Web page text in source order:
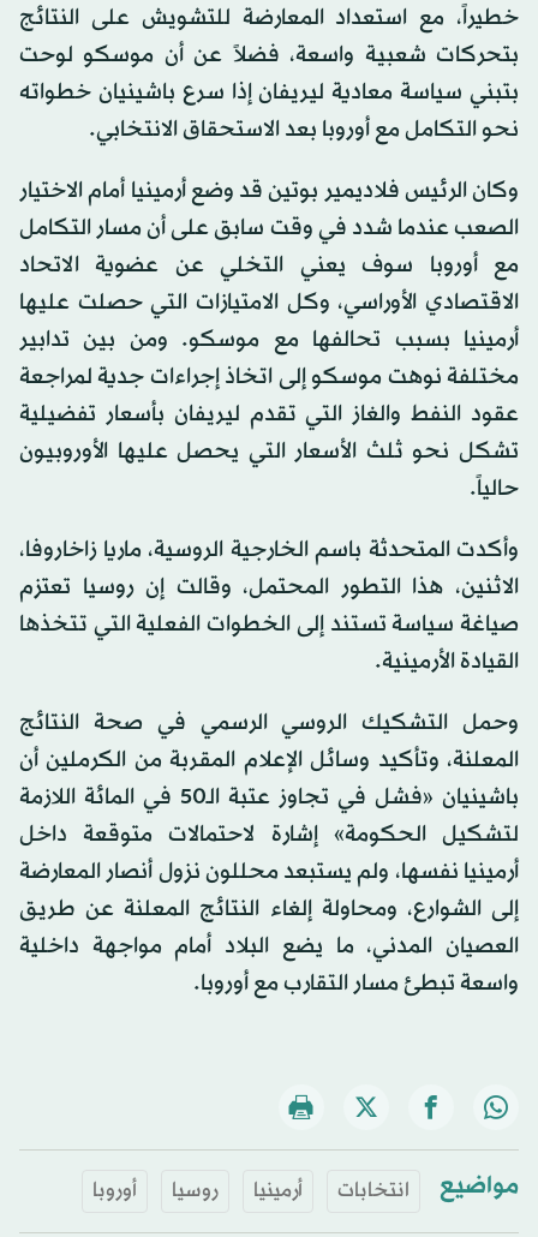
خطيراً، مع استعداد المعارضة للتشويش على النتائج
بتحركات شعبية واسعة، فضلاً عن أن موسكو لوحت
بتبني سياسة معادية ليريفان إذا سرع باشينيان خطواته
نحو التكامل مع أوروبا بعد الاستحقاق الانتخابي.
وكان الرئيس فلاديمير بوتين قد وضع أرمينيا أمام الاختيار
الصعب عندما شدد في وقت سابق على أن مسار التكامل
مع أوروبا سوف يعني التخلي عن عضوية الاتحاد
الاقتصادي الأوراسي، وكل الامتيازات التي حصلت عليها
أرمينيا بسبب تحالفها مع موسكو. ومن بين تدابير
مختلفة نوهت موسكو إلى اتخاذ إجراءات جدية لمراجعة
عقود النفط والغاز التي تقدم ليريفان بأسعار تفضيلية
تشكل نحو ثلث الأسعار التي يحصل عليها الأوروبيون
حالياً.
وأكدت المتحدثة باسم الخارجية الروسية، ماريا زاخاروفا،
الاثنين، هذا التطور المحتمل، وقالت إن روسيا تعتزم
صياغة سياسة تستند إلى الخطوات الفعلية التي تتخذها
القيادة الأرمينية.
وحمل التشكيك الروسي الرسمي في صحة النتائج
المعلنة، وتأكيد وسائل الإعلام المقربة من الكرملين أن
باشينيان «فشل في تجاوز عتبة الـ50 في المائة اللازمة
لتشكيل الحكومة» إشارة لاحتمالات متوقعة داخل
أرمينيا نفسها، ولم يستبعد محللون نزول أنصار المعارضة
إلى الشوارع، ومحاولة إلغاء النتائج المعلنة عن طريق
العصيان المدني، ما يضع البلاد أمام مواجهة داخلية
واسعة تبطئ مسار التقارب مع أوروبا.
مواضيع انتخابات أرمينيا روسيا أوروبا